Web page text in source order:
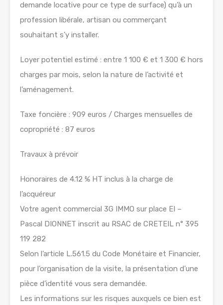
demande locative pour ce type de surface) qu’à un
profession libérale, artisan ou commerçant
souhaitant s’y installer.
Loyer potentiel estimé : entre 1 100 € et 1 300 € hors
charges par mois, selon la nature de l’activité et
l’aménagement.
Taxe foncière : 909 euros / Charges mensuelles de
copropriété : 87 euros
Travaux à prévoir
Honoraires de 4.12 % HT inclus à la charge de
l’acquéreur
Votre agent commercial 3G IMMO sur place EI –
Pascal DIONNET inscrit au RSAC de CRETEIL n° 395
119 282
Selon l’article L.561.5 du Code Monétaire et Financier,
pour l’organisation de la visite, la présentation d’une
pièce d’identité vous sera demandée.
Les informations sur les risques auxquels ce bien est